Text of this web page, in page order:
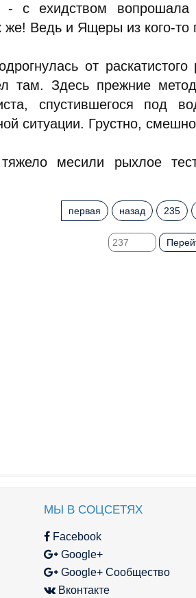
с ехидством
Ведь и Ящеры из кого-то
от
там. Здесь прежние
спустившегося под
ситуации. Грустно,
месили рыхлое
первая назад 235
МЫ В СОЦСЕТЯХ
Facebook
Google+
Google+ Сообщество
Вконтакте